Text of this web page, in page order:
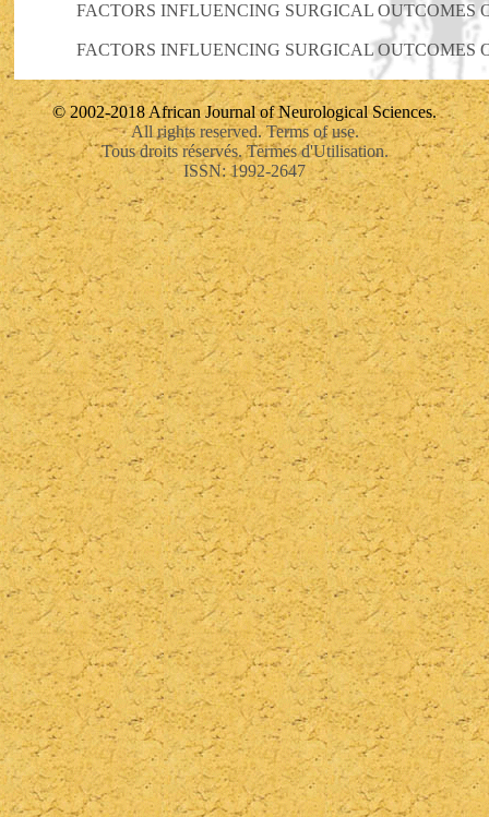
FACTORS INFLUENCING SURGICAL
FACTORS INFLUENCING SURGICAL
© 2002-2018 African Journal of Neurological Sciences.
All rights reserved. Terms of use.
Tous droits réservés. Termes d'Utilisation.
ISSN: 1992-2647